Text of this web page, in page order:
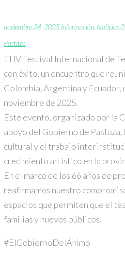
noviembre 24, 2025 Información Noticias
Pastaza
El IV Festival Internacional de
con éxito, un encuentro que
Colombia, Argentina y Ecuador,
noviembre de 2025.
Este evento, organizado por la
apoyo del Gobierno de
cultural y el trabajo
crecimiento artístico en la
En el marco de los 66 años de
reafirmamos nuestro
espacios que permiten que el
familias y nuevos públicos.
#ElGobiernoDelÁnimo